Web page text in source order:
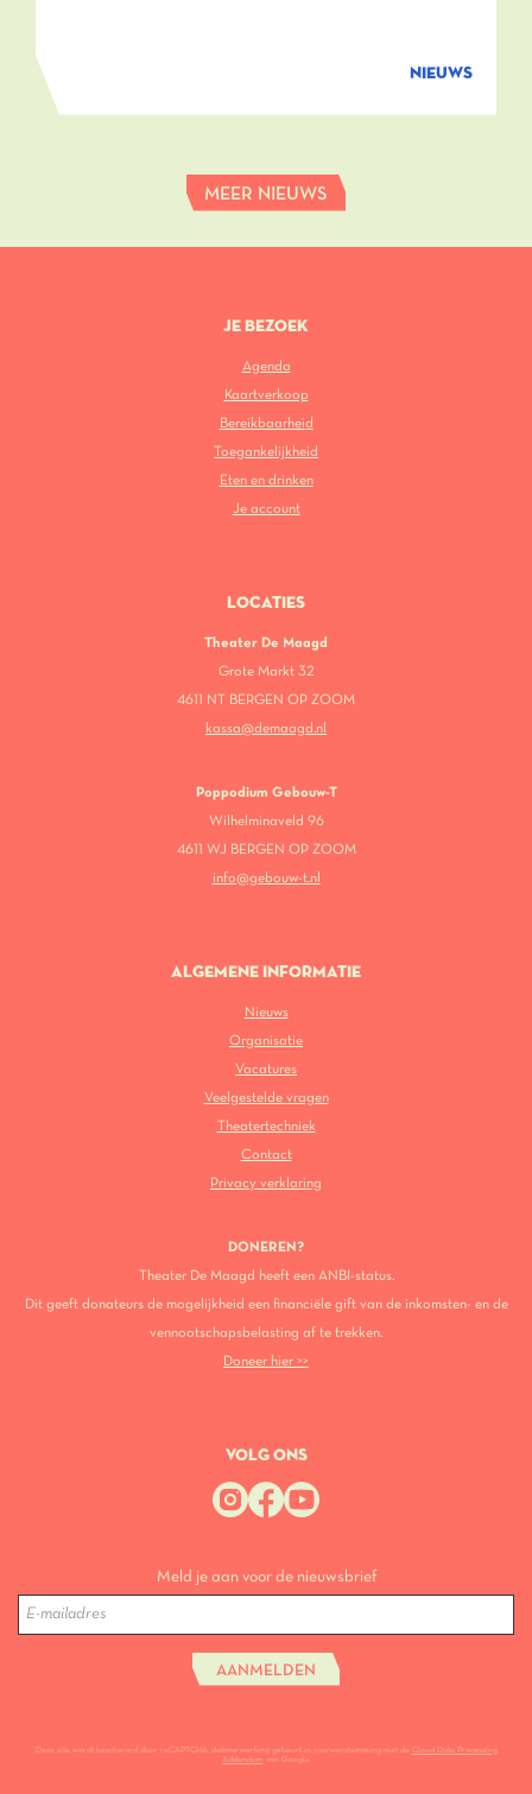
NIEUWS
MEER NIEUWS
JE BEZOEK
Agenda
Kaartverkoop
Bereikbaarheid
Toegankelijkheid
Eten en drinken
Je account
LOCATIES
Theater De Maagd
Grote Markt 32
4611 NT BERGEN OP ZOOM
kassa@demaagd.nl
Poppodium Gebouw-T
Wilhelminaveld 96
4611 WJ BERGEN OP ZOOM
info@gebouw-t.nl
ALGEMENE INFORMATIE
Nieuws
Organisatie
Vacatures
Veelgestelde vragen
Theatertechniek
Contact
Privacy verklaring
DONEREN?
Theater De Maagd heeft een ANBI-status.
Dit geeft donateurs de mogelijkheid een financiële gift van de inkomsten- en de
vennootschapsbelasting af te trekken.
Doneer hier >>
VOLG ONS
Meld je aan voor de nieuwsbrief
AANMELDEN
Deze site wordt beschermd door reCAPTCHA, dataverwerking gebeurt in overeenstemming met de Cloud Data Processing
Addendum van Google.